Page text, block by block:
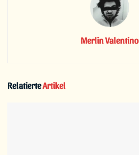
Merlin Valentino
RelatierteArtikel